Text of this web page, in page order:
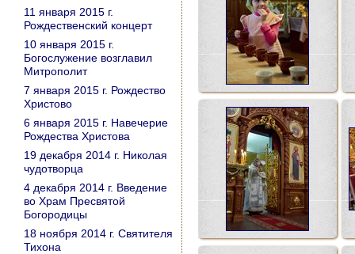
11 января 2015 г.
Рождественский концерт
10 января 2015 г.
Богослужение возглавил
Митрополит
7 января 2015 г. Рождество
Христово
6 января 2015 г. Навечерие
Рождества Христова
19 декабря 2014 г. Николая
чудотворца
4 декабря 2014 г. Введение
во Храм Пресвятой
Богородицы
18 ноября 2014 г. Святителя
Тихона